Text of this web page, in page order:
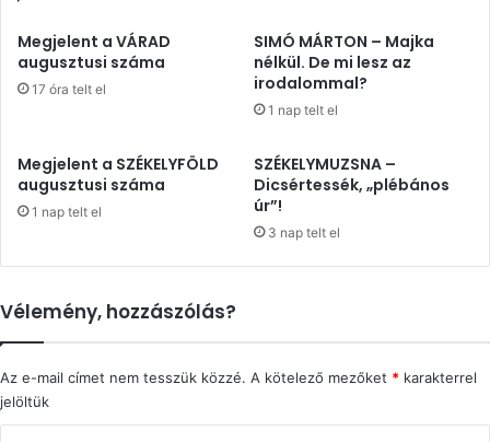
Megjelent a VÁRAD
augusztusi száma
17 óra telt el
SIMÓ MÁRTON – Majka
nélkül. De mi lesz az
irodalommal?
1 nap telt el
Megjelent a SZÉKELYFÖLD
augusztusi száma
1 nap telt el
SZÉKELYMUZSNA –
Dicsértessék, „plébános
úr”!
3 nap telt el
Vélemény, hozzászólás?
Az e-mail címet nem tesszük közzé. A kötelező mezőket * karakterrel
jelöltük